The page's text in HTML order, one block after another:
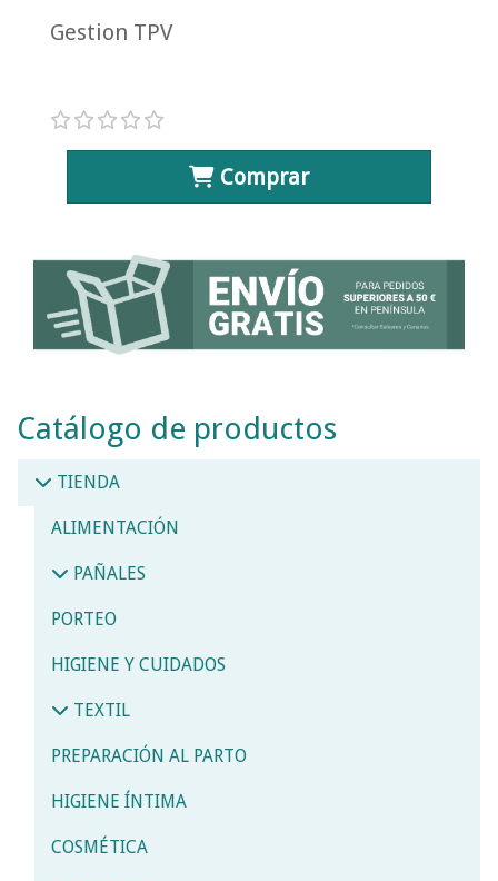
Gestion TPV
Comprar
Catálogo de productos
TIENDA
ALIMENTACIÓN
PAÑALES
PORTEO
HIGIENE Y CUIDADOS
TEXTIL
PREPARACIÓN AL PARTO
HIGIENE ÍNTIMA
COSMÉTICA